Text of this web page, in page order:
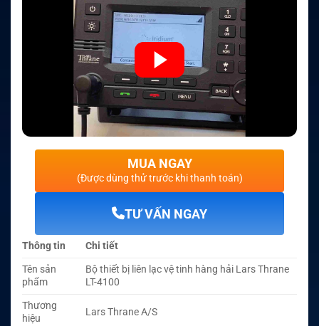
MUA NGAY
(Được dùng thử trước khi thanh toán)
TƯ VẤN NGAY
Thông tin
Chi tiết
Tên sản
phẩm
Bộ thiết bị liên lạc vệ tinh hàng hải Lars Thrane
LT-4100
Thương
hiệu
Lars Thrane A/S